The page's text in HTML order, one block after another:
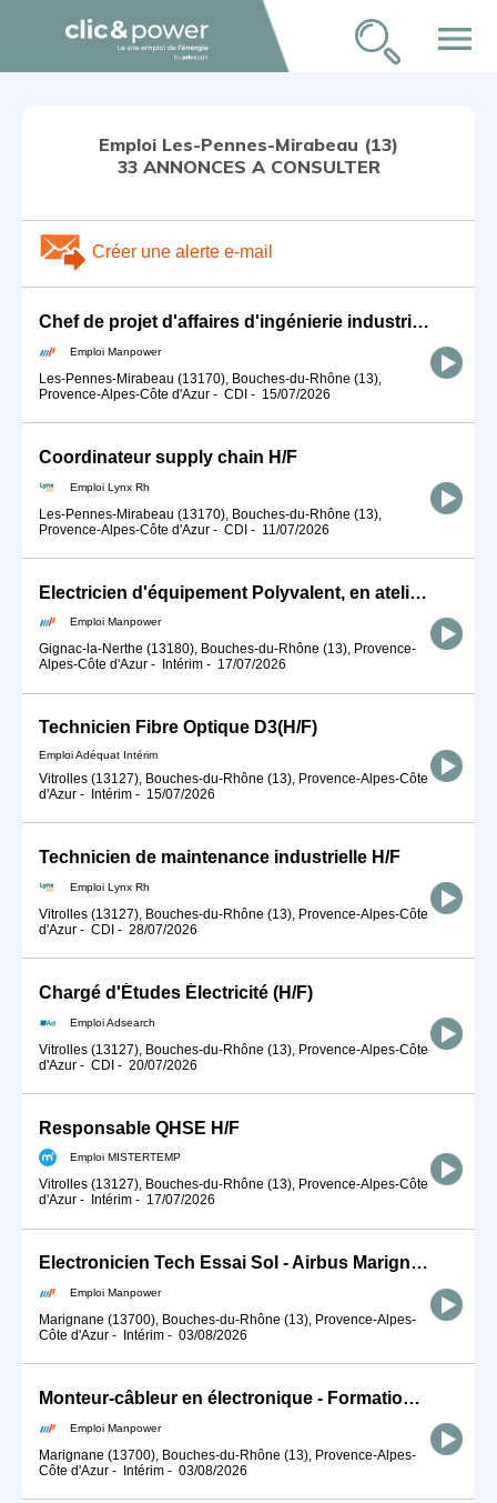
menu
Emploi Les-Pennes-Mirabeau (13)
33 ANNONCES A CONSULTER
Créer une alerte e-mail
Chef de projet d'affaires d'ingénierie industrielle Nucléaire (H/F)
Emploi Manpower
Les-Pennes-Mirabeau (13170), Bouches-du-Rhône (13),
Provence-Alpes-Côte d'Azur - CDI - 15/07/2026
Coordinateur supply chain H/F
Emploi Lynx Rh
Les-Pennes-Mirabeau (13170), Bouches-du-Rhône (13),
Provence-Alpes-Côte d'Azur - CDI - 11/07/2026
Electricien d'équipement Polyvalent, en atelier (H/F)
Emploi Manpower
Gignac-la-Nerthe (13180), Bouches-du-Rhône (13), Provence-
Alpes-Côte d'Azur - Intérim - 17/07/2026
Technicien Fibre Optique D3(H/F)
Emploi Adéquat Intérim
Vitrolles (13127), Bouches-du-Rhône (13), Provence-Alpes-Côte
d'Azur - Intérim - 15/07/2026
Technicien de maintenance industrielle H/F
Emploi Lynx Rh
Vitrolles (13127), Bouches-du-Rhône (13), Provence-Alpes-Côte
d'Azur - CDI - 28/07/2026
Chargé d'Études Électricité (H/F)
Emploi Adsearch
Vitrolles (13127), Bouches-du-Rhône (13), Provence-Alpes-Côte
d'Azur - CDI - 20/07/2026
Responsable QHSE H/F
Emploi MISTERTEMP
Vitrolles (13127), Bouches-du-Rhône (13), Provence-Alpes-Côte
d'Azur - Intérim - 17/07/2026
Electronicien Tech Essai Sol - Airbus Marignane (H/F)
Emploi Manpower
Marignane (13700), Bouches-du-Rhône (13), Provence-Alpes-
Côte d'Azur - Intérim - 03/08/2026
Monteur-câbleur en électronique - Formation Câbleur Airbus (H/F)
Emploi Manpower
Marignane (13700), Bouches-du-Rhône (13), Provence-Alpes-
Côte d'Azur - Intérim - 03/08/2026